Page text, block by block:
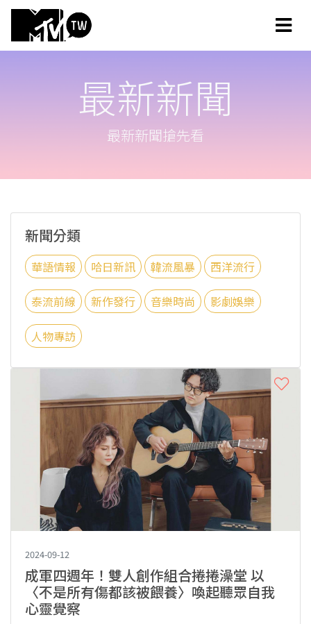
最新新聞
最新新聞搶先看
新聞分類
華語情報 哈日新訊 韓流風暴 西洋流行
泰流前線 新作發行 音樂時尚 影劇娛樂
人物專訪
2024-09-12
成軍四週年！雙人創作組合捲捲澡堂 以
〈不是所有傷都該被餵養〉喚起聽眾自我
心靈覺察